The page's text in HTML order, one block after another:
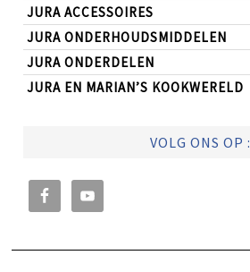
JURA ACCESSOIRES
JURA ONDERHOUDSMIDDELEN
JURA ONDERDELEN
JURA EN MARIAN’S KOOKWERELD
VOLG ONS OP :